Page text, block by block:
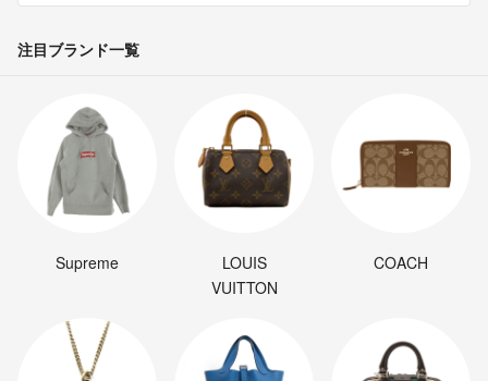
注目ブランド一覧
Supreme
LOUIS
VUITTON
COACH